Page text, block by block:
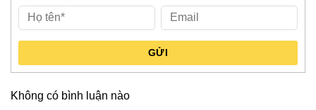
GỬI
Không có bình luận nào